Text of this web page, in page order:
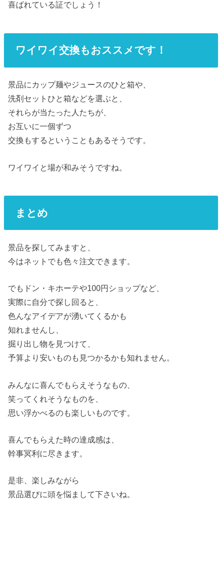
喜ばれている証でしょう！
ワイワイ交換もおススメです！
景品にカップ麺やジュースのひと箱や、
洗剤セットひと箱などを選ぶと、
それらが当たった人たちが、
お互いに一個ずつ
交換もするということもあるそうです。
ワイワイと場が和みそうですね。
まとめ
景品を探してみますと、
今はネットでも色々注文できます。
でもドン・キホーテや100円ショップなど、
実際に自分で探し回ると、
色んなアイデアが湧いてくるかも
知れませんし、
掘り出し物を見つけて、
予算より安いものも見つかるかも知れません。
みんなに喜んでもらえそうなもの、
笑ってくれそうなものを、
思い浮かべるのも楽しいものです。
喜んでもらえた時の達成感は、
幹事冥利に尽きます。
是非、楽しみながら
景品選びに頭を悩まして下さいね。